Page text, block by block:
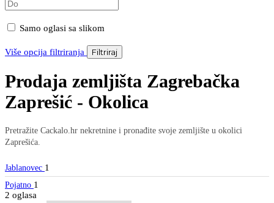
Samo oglasi sa slikom
Više opcija filtriranja Filtriraj
Prodaja zemljišta Zagrebačka
Zaprešić - Okolica
Pretražite Cackalo.hr nekretnine i pronađite svoje zemljište u okolici
Zaprešića.
Jablanovec 1
Pojatno 1
2 oglasa